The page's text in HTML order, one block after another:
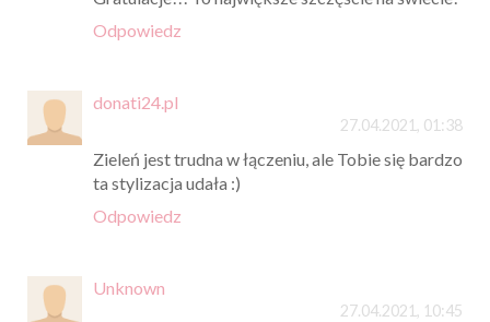
Odpowiedz
donati24.pl
27.04.2021, 01:38
Zieleń jest trudna w łączeniu, ale Tobie się bardzo
ta stylizacja udała :)
Odpowiedz
Unknown
27.04.2021, 10:45